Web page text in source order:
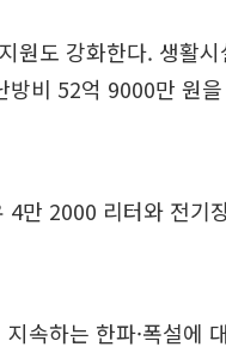
원도 강화한다. 생활
비 52억 9000만 원
만 2000 리터와 전기
속하는 한파·폭설에